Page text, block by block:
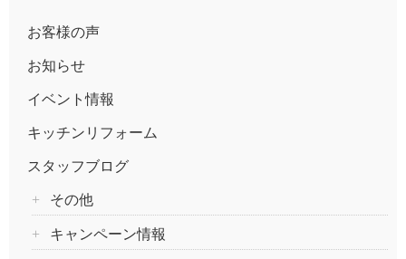
お客様の声
お知らせ
イベント情報
キッチンリフォーム
スタッフブログ
その他
キャンペーン情報